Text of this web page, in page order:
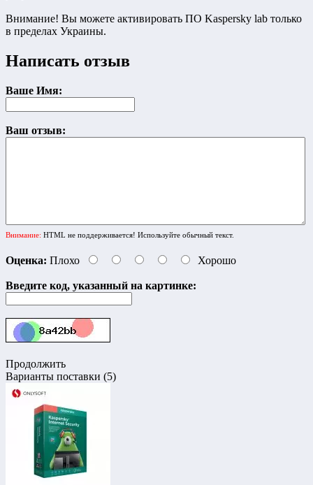
Внимание! Вы можете активировать ПО Kaspersky lab только
в пределах Украины.
Написать отзыв
Ваше Имя:
Ваш отзыв:
Внимание: HTML не поддерживается! Используйте обычный текст.
Оценка: Плохо Хорошо
Введите код, указанный на картинке:
Продолжить
Варианты поставки (5)